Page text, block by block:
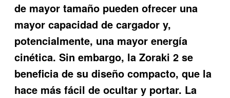
de mayor tamaño pueden ofrecer una
mayor capacidad de cargador y,
potencialmente, una mayor energía
cinética. Sin embargo, la Zoraki 2 se
beneficia de su diseño compacto, que la
hace más fácil de ocultar y portar. La